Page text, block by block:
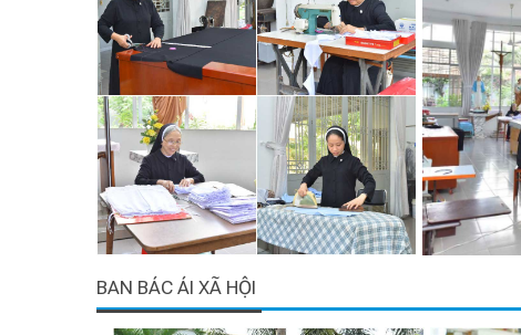
BAN BÁC ÁI XÃ HỘI